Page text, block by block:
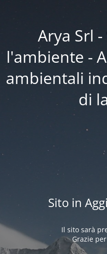
Arya Srl
l'ambiente -
ambientali
di
Sito in
Il sito sarà
Grazie